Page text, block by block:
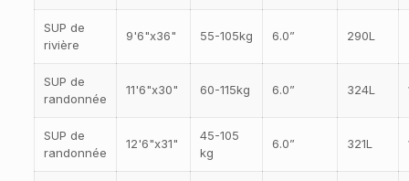
SUP de
rivière
9'6"x36" 55-105kg 6.0” 290L
SUP de
randonnée
11'6"x30" 60-115kg 6.0” 324L
SUP de
randonnée
12'6"x31"
45-105
kg
6.0” 321L